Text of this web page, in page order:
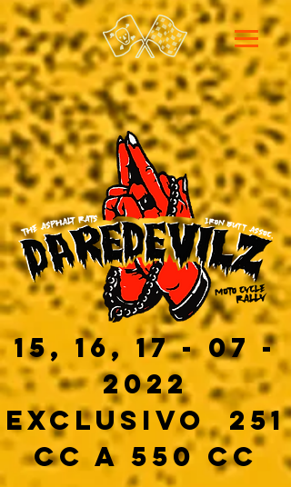
15, 16, 17 - 07 -
2022
EXCLUSIVO 251
CC A 550 CC